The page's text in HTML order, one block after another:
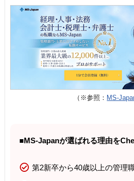
（※参照： MS-
■MS-Japanが選ばれる理由を
第2新卒から40歳以上の管理